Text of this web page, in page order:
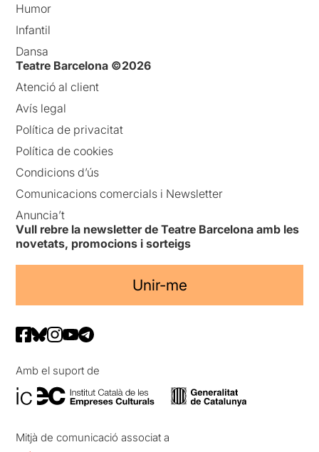
Humor
Infantil
Dansa
Teatre Barcelona ©2026
Atenció al client
Avís legal
Política de privacitat
Política de cookies
Condicions d’ús
Comunicacions comercials i Newsletter
Anuncia’t
Vull rebre la newsletter de Teatre Barcelona amb les
novetats, promocions i sorteigs
Unir-me
Amb el suport de
Mitjà de comunicació associat a